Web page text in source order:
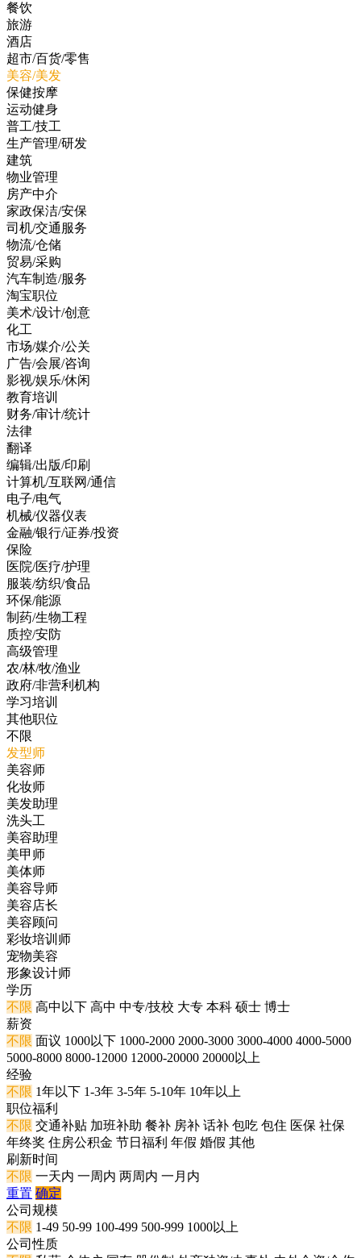
餐饮
旅游
酒店
超市/百货/零售
美容/美发
保健按摩
运动健身
普工/技工
生产管理/研发
建筑
物业管理
房产中介
家政保洁/安保
司机/交通服务
物流/仓储
贸易/采购
汽车制造/服务
淘宝职位
美术/设计/创意
化工
市场/媒介/公关
广告/会展/咨询
影视/娱乐/休闲
教育培训
财务/审计/统计
法律
翻译
编辑/出版/印刷
计算机/互联网/通信
电子/电气
机械/仪器仪表
金融/银行/证券/投资
保险
医院/医疗/护理
服装/纺织/食品
环保/能源
制药/生物工程
质控/安防
高级管理
农/林/牧/渔业
政府/非营利机构
学习培训
其他职位
不限
发型师
美容师
化妆师
美发助理
洗头工
美容助理
美甲师
美体师
美容导师
美容店长
美容顾问
彩妆培训师
宠物美容
形象设计师
学历
不限 高中以下 高中 中专/技校 大专 本科 硕士 博士
薪资
不限 面议 1000以下 1000-2000 2000-3000 3000-4000 4000-5000
5000-8000 8000-12000 12000-20000 20000以上
经验
不限 1年以下 1-3年 3-5年 5-10年 10年以上
职位福利
不限 交通补贴 加班补助 餐补 房补 话补 包吃 包住 医保 社保
年终奖 住房公积金 节日福利 年假 婚假 其他
刷新时间
不限 一天内 一周内 两周内 一月内
重置 确定
公司规模
不限 1-49 50-99 100-499 500-999 1000以上
公司性质